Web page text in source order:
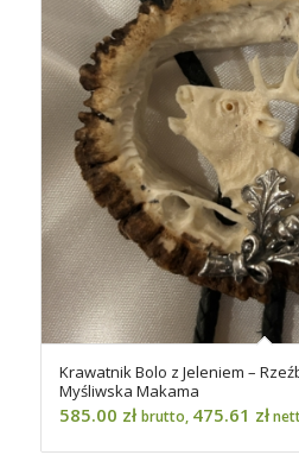
Krawatnik Bolo z Jeleniem –
Myśliwska Makama
585.00 zł brutto, 475.61 zł